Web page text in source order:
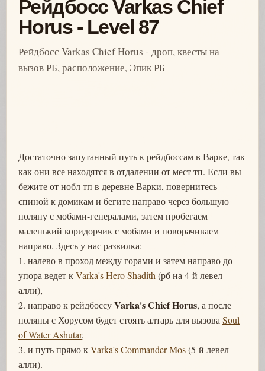
Рейдбосс Varkas Chief
Horus - Level 87
Рейдбосс Varkas Chief Horus - дроп, квесты на
вызов РБ, расположение, Эпик РБ
Достаточно запутанный путь к рейдбоссам в Варке, так
как они все находятся в отдалении от мест тп. Если вы
бежите от нобл тп в деревне Варки, повернитесь
спиной к домикам и бегите направо через большую
поляну с мобами-генералами, затем пробегаем
маленький коридорчик с мобами и поворачиваем
направо. Здесь у нас развилка:
1. налево в проход между горами и затем направо до
упора ведет кVarka's Hero Shadith (рб на 4-й левел
алли),
2. направо к рейдбоссуVarka's Chief Horus, а после
поляны с Хорусом будет стоять алтарь для вызова Soul
of Water Ashutar,
3. и путь прямо кVarka's Commander Mos(5-й левел
алли).